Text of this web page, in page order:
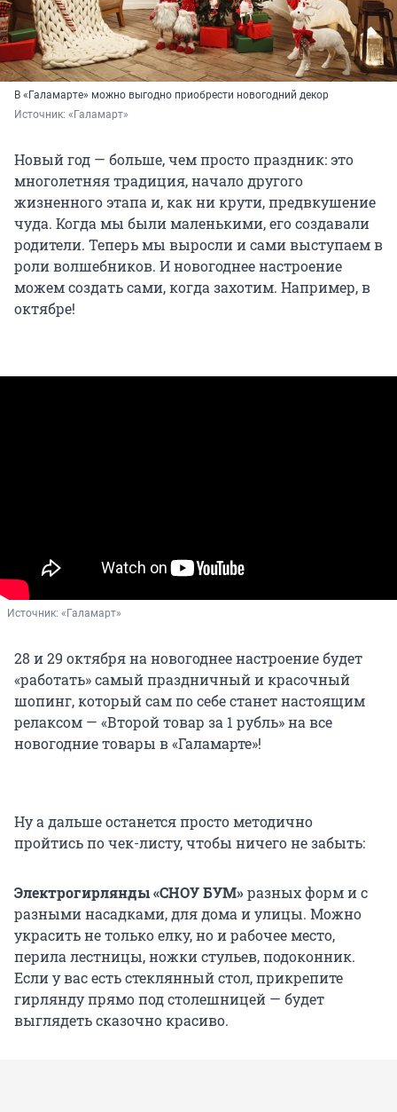
В «Галамарте» можно выгодно приобрести новогодний декор
Источник: «Галамарт»
Новый год — больше, чем просто праздник: это
многолетняя традиция, начало другого
жизненного этапа и, как ни крути, предвкушение
чуда. Когда мы были маленькими, его создавали
родители. Теперь мы выросли и сами выступаем в
роли волшебников. И новогоднее настроение
можем создать сами, когда захотим. Например, в
октябре!
Источник: «Галамарт»
28 и 29 октября на новогоднее настроение будет
«работать» самый праздничный и красочный
шопинг, который сам по себе станет настоящим
релаксом — «Второй товар за 1 рубль» на все
новогодние товары в «Галамарте»!
Ну а дальше останется просто методично
пройтись по чек-листу, чтобы ничего не забыть:
Электрогирлянды «СНОУ БУМ»разных форм и с
разными насадками, для дома и улицы. Можно
украсить не только елку, но и рабочее место,
перила лестницы, ножки стульев, подоконник.
Если у вас есть стеклянный стол, прикрепите
гирлянду прямо под столешницей — будет
выглядеть сказочно красиво.